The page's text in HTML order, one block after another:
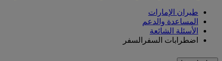
طيران الإمارات
المساعدة والدعم
الأسئلة الشائعة
اضطرابات السفرالسفر